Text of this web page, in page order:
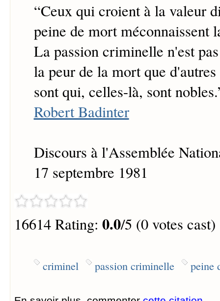
“Ceux qui croient à la valeur
peine de mort méconnaissent
La passion criminelle n'est
la peur de la mort que
sont qui, celles-là, sont nobles.
Robert Badinter
Discours à l'Assemblée
17 septembre 1981
16614 Rating: 0.0/5 (0 votes cast)
criminel passion criminelle peine